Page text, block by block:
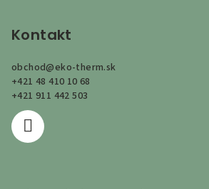
Kontakt
obchod@eko-therm.sk
+421 48 410 10 68
+421 911 442 503